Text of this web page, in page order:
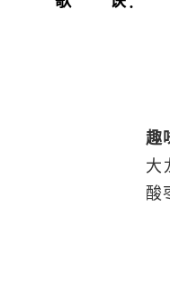
趣
大
酸